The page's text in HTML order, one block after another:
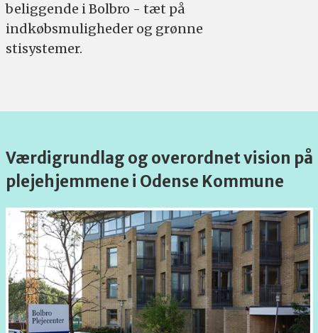
beliggende i Bolbro - tæt på
indkøbsmuligheder og grønne
stisystemer.
Værdigrundlag og overordnet vision på
plejehjemmene i Odense Kommune